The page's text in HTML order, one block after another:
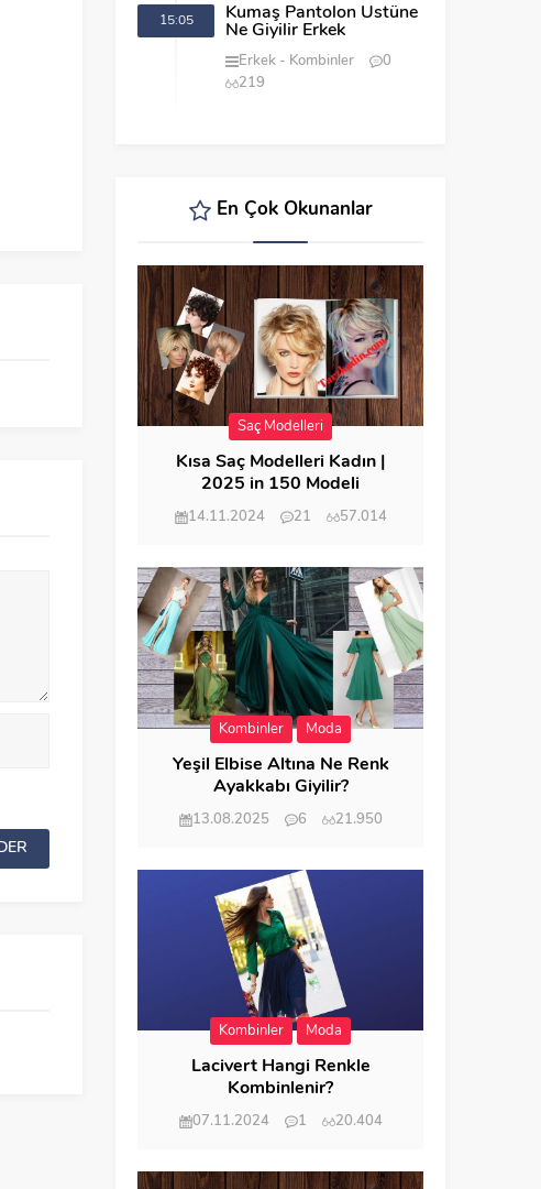
15:05
Kumaş Pantolon Üstüne
Ne Giyilir Erkek
Erkek Kombinler
0
219
En Çok Okunanlar
Saç Modelleri
Kısa Saç Modelleri Kadın |
2025 in 150 Modeli
14.11.2024 21 57.014
Kombinler Moda
Yeşil Elbise Altına Ne Renk
Ayakkabı Giyilir?
13.08.2025 6 21.950
Kombinler Moda
Lacivert Hangi Renkle
Kombinlenir?
07.11.2024 1 20.404